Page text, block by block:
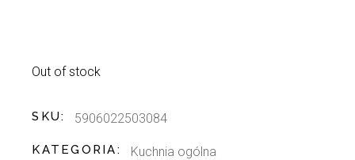
Out of stock
SKU: 5906022503084
KATEGORIA: Kuchnia ogólna